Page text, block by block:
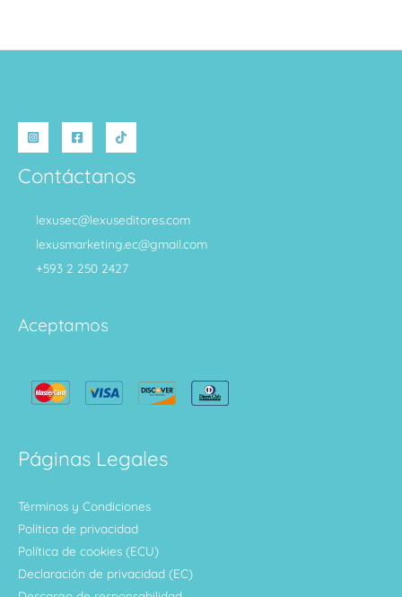
Contáctanos
lexusec@lexuseditores.com
lexusmarketing.ec@gmail.com
+593 2 250 2427
Aceptamos
Páginas Legales
Términos y Condiciones
Política de privacidad
Política de cookies (ECU)
Declaración de privacidad (EC)